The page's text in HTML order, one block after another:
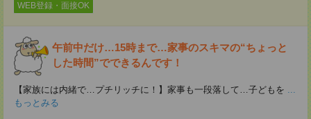
WEB登録・面接OK
午前中だけ…15時まで…家事のスキマの“ちょっと
した時間”でできるんです！
【家族には内緒で…プチリッチに！】家事も一段落して…子どもを ...
もっとみる